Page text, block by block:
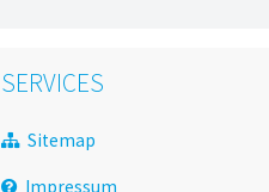
SERVICES
Navigation
Sitemap
Impressum